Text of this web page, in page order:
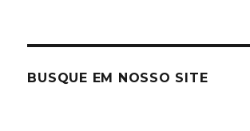
BUSQUE EM NOSSO SITE